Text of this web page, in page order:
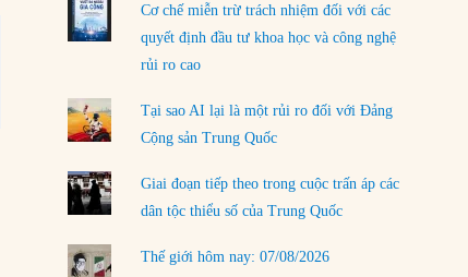
Đặt cược vào thất bại: Các quỹ đầu tư mạo
hiểm quốc gia và khía cạnh chính trị của vốn
Làm thế nào để kết thúc Chiến tranh Iran?
LOAD MORE
Cơ chế miễn trừ trách nhiệm đối với các
quyết định đầu tư khoa học và công nghệ
rủi ro cao
Tại sao AI lại là một rủi ro đối với Đảng
Cộng sản Trung Quốc
Giai đoạn tiếp theo trong cuộc trấn áp các
dân tộc thiểu số của Trung Quốc
Thế giới hôm nay: 07/08/2026